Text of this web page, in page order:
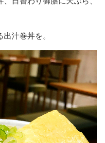
汁巻丼を。